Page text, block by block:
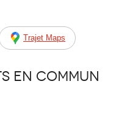
Trajet Maps
en commun